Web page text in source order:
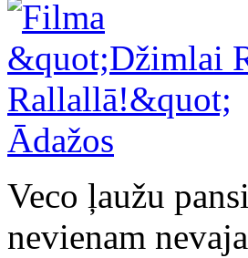
Veco ļaužu
nevienam